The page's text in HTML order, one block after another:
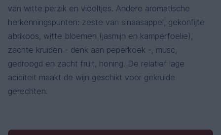
van witte perzik en viooltjes. Andere aromatische
herkenningspunten: zeste van sinaasappel, gekonfijte
abrikoos, witte bloemen (jasmijn en kamperfoelie),
zachte kruiden - denk aan peperkoek -, musc,
gedroogd en zacht fruit, honing. De relatief lage
aciditeit maakt de wijn geschikt voor gekruide
gerechten.